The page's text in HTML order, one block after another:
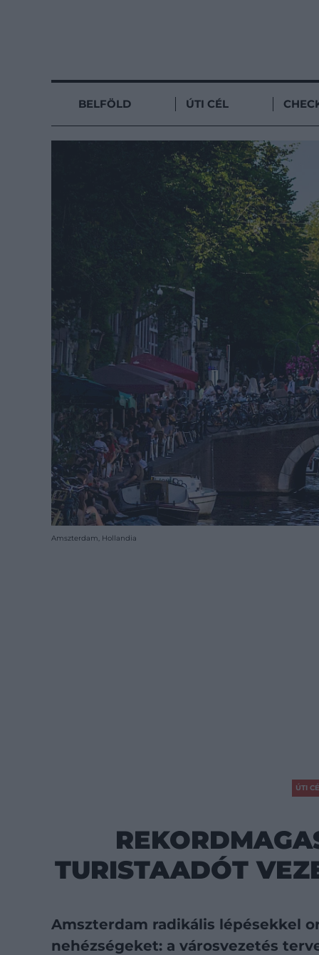
BELFÖLD ÚTI CÉL
Amszterdam, Hollandia
ÚTI
TURISTAADÓT
Amszterdam radikális lépésekkel
nehézségeket: a városvezetés